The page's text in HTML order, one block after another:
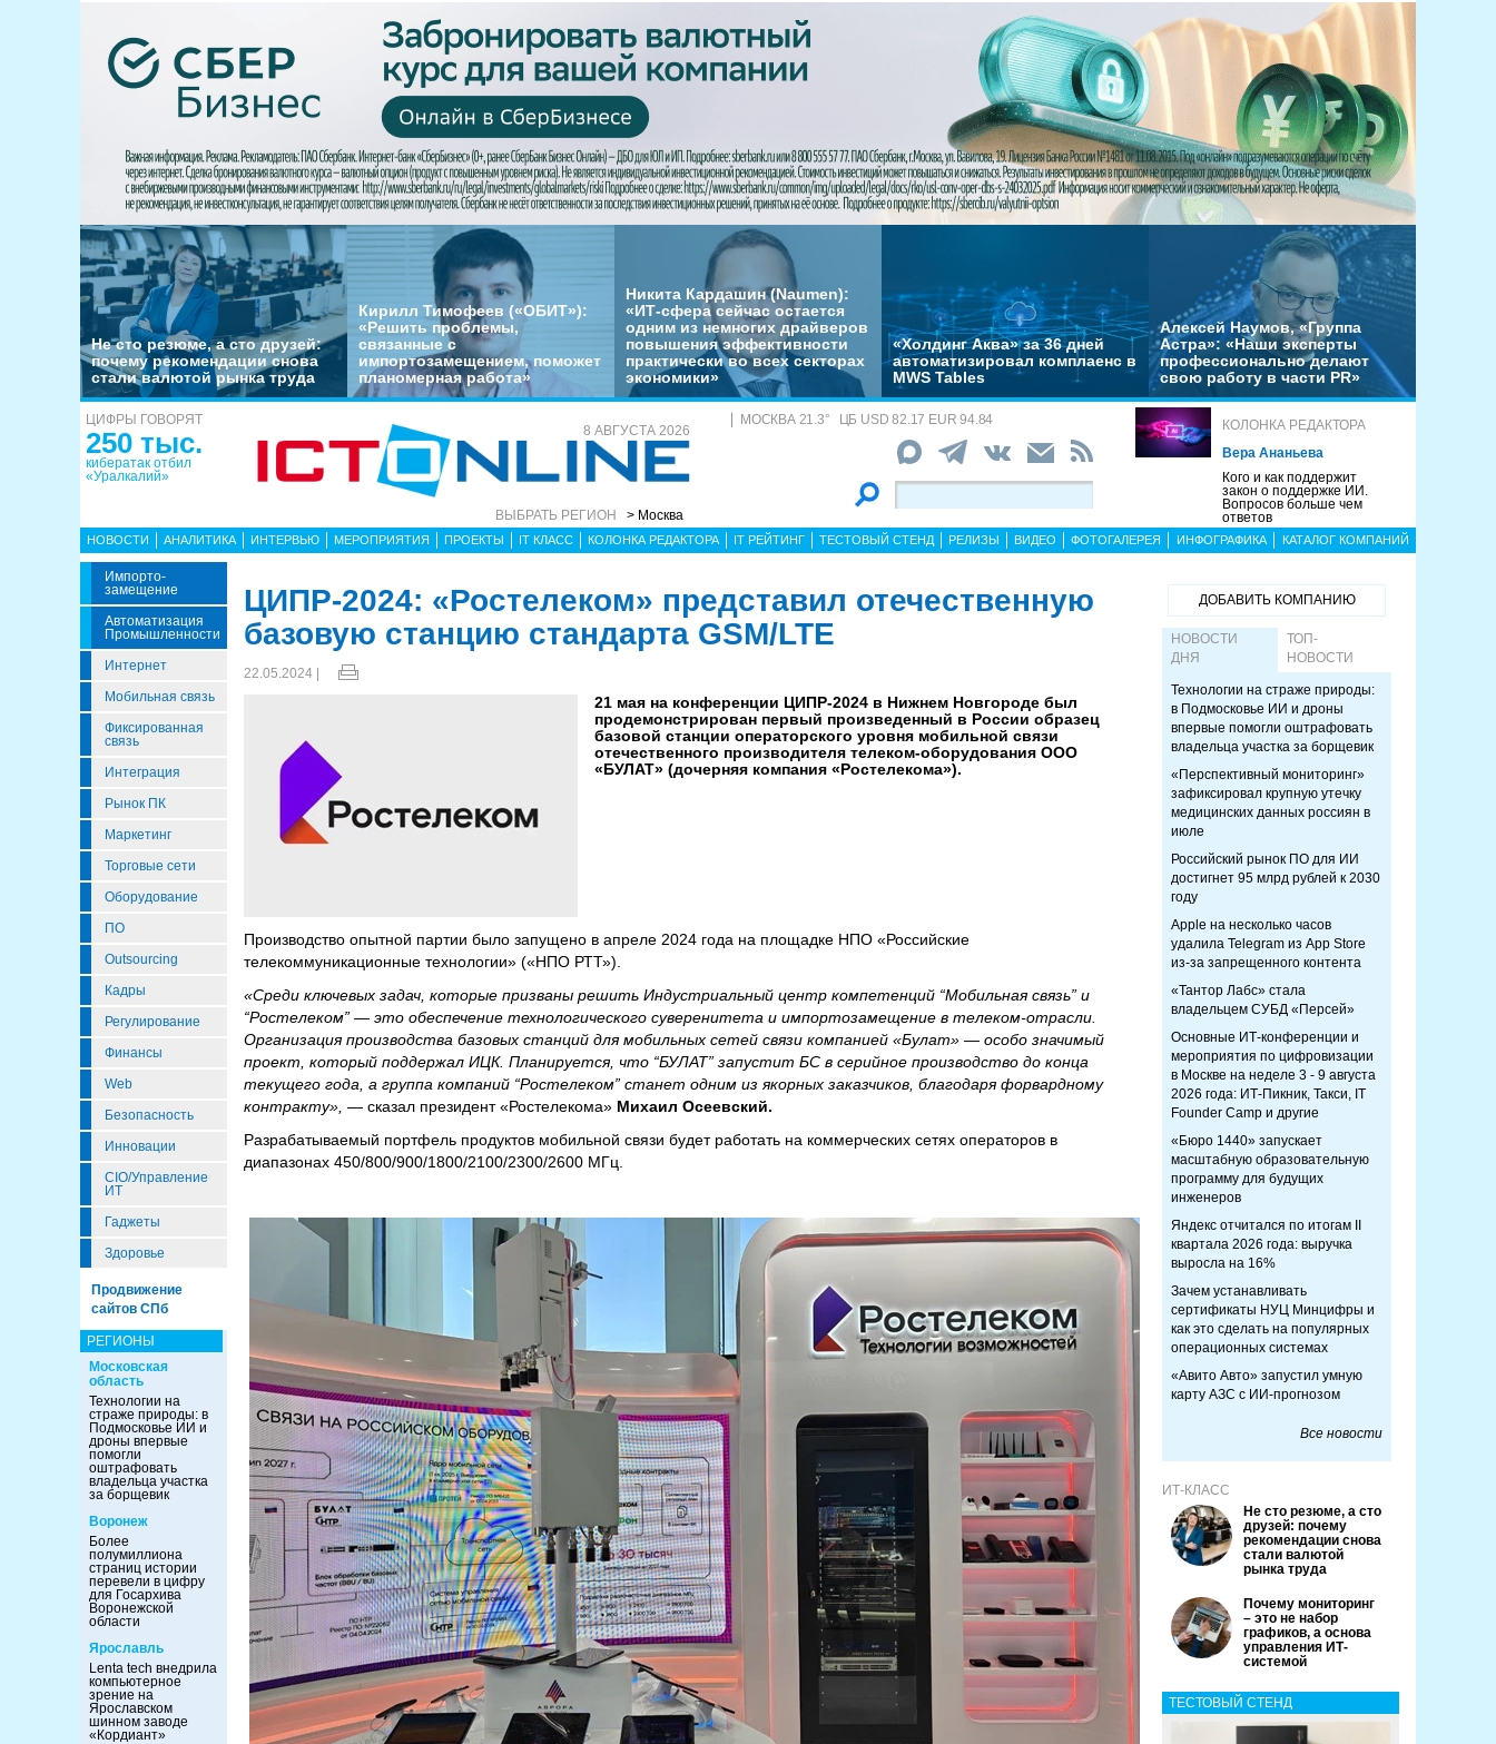
Не сто резюме, а сто друзей:
почему рекомендации снова
стали валютой рынка труда
Кирилл Тимофеев («ОБИТ»):
«Решить проблемы,
связанные с
импортозамещением, поможет
планомерная работа»
Никита Кардашин (Naumen):
«ИТ-сфера сейчас остается
одним из немногих драйверов
повышения эффективности
практически во всех секторах
экономики»
«Холдинг Аква» за 36 дней
автоматизировал комплаенс в
MWS Tables
Алексей Наумов, «Группа
Астра»: «Наши эксперты
профессионально делают
свою работу в части PR»
ЦИФРЫ ГОВОРЯТ
250 тыс.
кибератак отбил
«Уралкалий»
8 АВГУСТА 2026
ВЫБРАТЬ РЕГИОН > Москва
МОСКВА 21.3° ЦБ USD 82.17 EUR 94.84
КОЛОНКА РЕДАКТОРА
Вера Ананьева
Кого и как поддержит
закон о поддержке ИИ.
Вопросов больше чем
ответов
НОВОСТИ АНАЛИТИКА ИНТЕРВЬЮ МЕРОПРИЯТИЯ ПРОЕКТЫ IT КЛАСС КОЛОНКА РЕДАКТОРА IT РЕЙТИНГ ТЕСТОВЫЙ СТЕНД РЕЛИЗЫ ВИДЕО ФОТОГАЛЕРЕЯ ИНФОГРАФИКА КАТАЛОГ КОМПАНИЙ
Импорто­
Замещение
Автоматизация
Промышленности
Интернет
Мобильная связь
Фиксированная
связь
Интеграция
Рынок ПК
Маркетинг
Торговые сети
Оборудование
ПО
Outsourcing
Кадры
Регулирование
Финансы
Web
Безопасность
Инновации
CIO/Управление
ИТ
Гаджеты
Здоровье
Продвижение
сайтов СПб
РЕГИОНЫ
Московская
область
Технологии на
страже природы: в
Подмосковье ИИ и
дроны впервые
помогли
оштрафовать
владельца участка
за борщевик
Воронеж
Более
полумиллиона
страниц истории
перевели в цифру
для Госархива
Воронежской
области
Ярославль
Lenta tech внедрила
компьютерное
зрение на
Ярославском
шинном заводе
«Кордиант»
ЦИПР-2024: «Ростелеком» представил отечественную
базовую станцию стандарта GSM/LTE
22.05.2024 |
21 мая на конференции ЦИПР-2024 в Нижнем Новгороде был
продемонстрирован первый произведенный в России образец
базовой станции операторского уровня мобильной связи
отечественного производителя телеком-оборудования ООО
«БУЛАТ» (дочерняя компания «Ростелекома»).
Производство опытной партии было запущено в апреле 2024 года на площадке НПО «Российские
телекоммуникационные технологии» («НПО РТТ»).
«Среди ключевых задач, которые призваны решить Индустриальный центр компетенций “Мобильная связь” и
“Ростелеком” — это обеспечение технологического суверенитета и импортозамещение в телеком-отрасли.
Организация производства базовых станций для мобильных сетей связи компанией «Булат» — особо значимый
проект, который поддержал ИЦК. Планируется, что “БУЛАТ” запустит БС в серийное производство до конца
текущего года, а группа компаний “Ростелеком” станет одним из якорных заказчиков, благодаря форвардному
контракту», — сказал президент «Ростелекома» Михаил Осеевский.
Разрабатываемый портфель продуктов мобильной связи будет работать на коммерческих сетях операторов в
диапазонах 450/800/900/1800/2100/2300/2600 МГц.
ДОБАВИТЬ КОМПАНИЮ
НОВОСТИ
ДНЯ
ТОП-
НОВОСТИ
Технологии на страже природы:
в Подмосковье ИИ и дроны
впервые помогли оштрафовать
владельца участка за борщевик
«Перспективный мониторинг»
зафиксировал крупную утечку
медицинских данных россиян в
июле
Российский рынок ПО для ИИ
достигнет 95 млрд рублей к 2030
году
Apple на несколько часов
удалила Telegram из App Store
из-за запрещенного контента
«Тантор Лабс» стала
владельцем СУБД «Персей»
Основные ИТ-конференции и
мероприятия по цифровизации
в Москве на неделе 3 - 9 августа
2026 года: ИТ-Пикник, Такси, IT
Founder Camp и другие
«Бюро 1440» запускает
масштабную образовательную
программу для будущих
инженеров
Яндекс отчитался по итогам II
квартала 2026 года: выручка
выросла на 16%
Зачем устанавливать
сертификаты НУЦ Минцифры и
как это сделать на популярных
операционных системах
«Авито Авто» запустил умную
карту АЗС с ИИ-прогнозом
Все новости
ИТ-КЛАСС
Не сто резюме, а сто
друзей: почему
рекомендации снова
стали валютой
рынка труда
Почему мониторинг
– это не набор
графиков, а основа
управления ИТ-
системой
ТЕСТОВЫЙ СТЕНД